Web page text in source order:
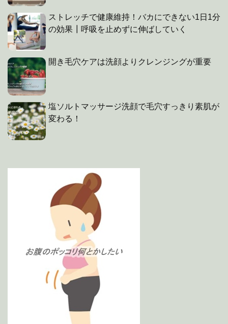
ストレッチで健康維持！バカにできない1日1分
の効果┃呼吸を止めずに伸ばしていく
開き毛穴ケアは洗顔よりクレンジングが重要
塩ソルトマッサージ洗顔で毛穴すっきり素肌が
変わる！